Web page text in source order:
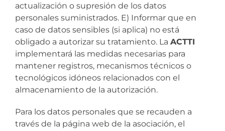
actualización o supresión de los datos
personales suministrados. E) Informar que en
caso de datos sensibles (si aplica) no está
obligado a autorizar su tratamiento. La ACTTI
implementará las medidas necesarias para
mantener registros, mecanismos técnicos o
tecnológicos idóneos relacionados con el
almacenamiento de la autorización.
Para los datos personales que se recauden a
través de la página web de la asociación, el